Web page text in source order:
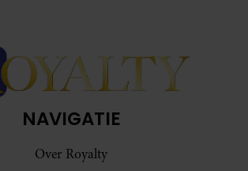
NAVIGATIE
Over Royalty